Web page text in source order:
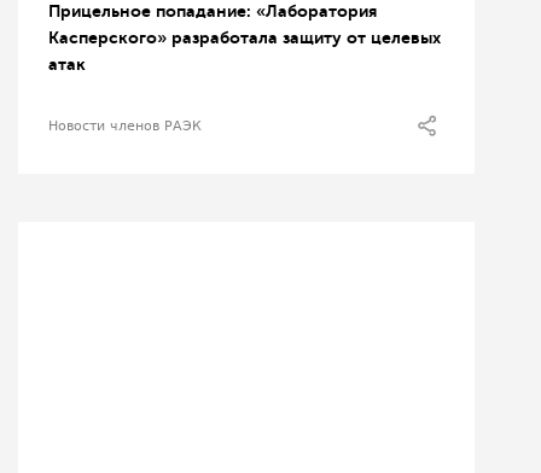
Прицельное попадание: «Лаборатория
Касперского» разработала защиту от целевых
атак
Новости членов РАЭК